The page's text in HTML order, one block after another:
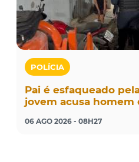
POLÍCIA
Pai é esfaqueado
jovem acusa homem
06 AGO 2026 - 08H27